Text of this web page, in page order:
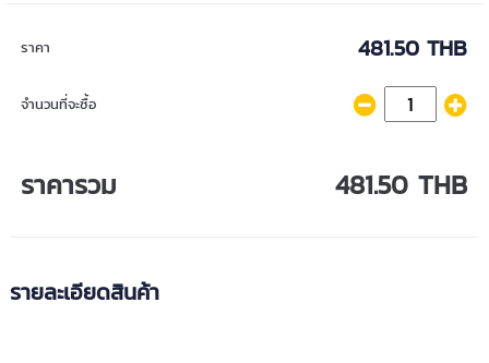
ราคา 481.50 THB
จำนวนที่จะซื้อ
ราคารวม 481.50 THB
รายละเอียดสินค้า